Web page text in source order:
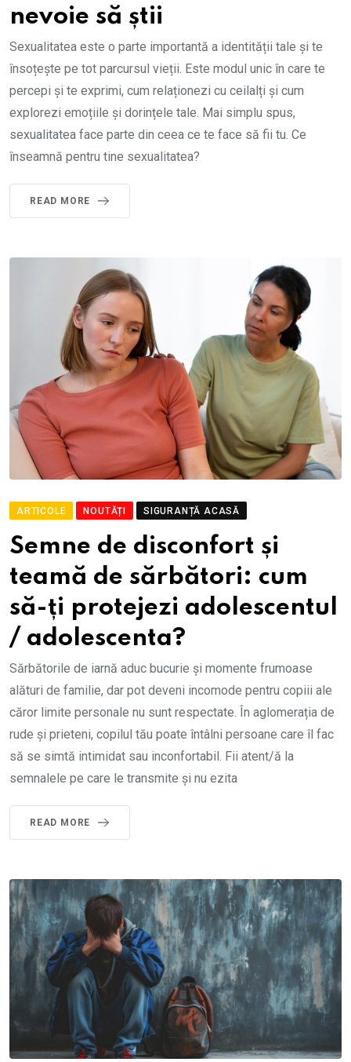
nevoie să știi
Sexualitatea este o parte importantă a identității tale și te
însoțește pe tot parcursul vieții. Este modul unic în care te
percepi și te exprimi, cum relaționezi cu ceilalți și cum
explorezi emoțiile și dorințele tale. Mai simplu spus,
sexualitatea face parte din ceea ce te face să fii tu. Ce
înseamnă pentru tine sexualitatea?
READ MORE
ARTICOLE NOUTĂȚI SIGURANȚĂ ACASĂ
Semne de disconfort și
teamă de sărbători: cum
să-ți protejezi adolescentul
/ adolescenta?
Sărbătorile de iarnă aduc bucurie și momente frumoase
alături de familie, dar pot deveni incomode pentru copiii ale
căror limite personale nu sunt respectate. În aglomerația de
rude și prieteni, copilul tău poate întâlni persoane care îl fac
să se simtă intimidat sau inconfortabil. Fii atent/ă la
semnalele pe care le transmite și nu ezita
READ MORE